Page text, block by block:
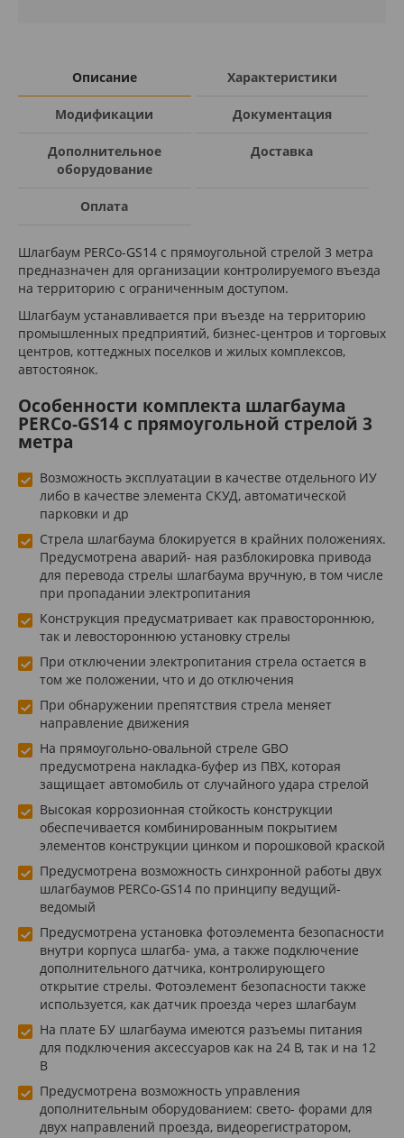
Описание Характеристики
Модификации Документация
Дополнительное
оборудование
Доставка
Оплата
Шлагбаум PERCo-GS14 с прямоугольной стрелой 3 метра
предназначен для организации контролируемого въезда
на территорию с ограниченным доступом.
Шлагбаум устанавливается при въезде на территорию
промышленных предприятий, бизнес-центров и торговых
центров, коттеджных поселков и жилых комплексов,
автостоянок.
Особенности комплекта шлагбаума
PERCo-GS14 с прямоугольной стрелой 3
метра
Возможность эксплуатации в качестве отдельного ИУ
либо в качестве элемента СКУД, автоматической
парковки и др
Стрела шлагбаума блокируется в крайних положениях.
Предусмотрена аварий- ная разблокировка привода
для перевода стрелы шлагбаума вручную, в том числе
при пропадании электропитания
Конструкция предусматривает как правостороннюю,
так и левостороннюю установку стрелы
При отключении электропитания стрела остается в
том же положении, что и до отключения
При обнаружении препятствия стрела меняет
направление движения
На прямоугольно-овальной стреле GBO
предусмотрена накладка-буфер из ПВХ, которая
защищает автомобиль от случайного удара стрелой
Высокая коррозионная стойкость конструкции
обеспечивается комбинированным покрытием
элементов конструкции цинком и порошковой краской
Предусмотрена возможность синхронной работы двух
шлагбаумов PERCo-GS14 по принципу ведущий-
ведомый
Предусмотрена установка фотоэлемента безопасности
внутри корпуса шлагба- ума, а также подключение
дополнительного датчика, контролирующего
открытие стрелы. Фотоэлемент безопасности также
используется, как датчик проезда через шлагбаум
На плате БУ шлагбаума имеются разъемы питания
для подключения аксессуаров как на 24 В, так и на 12
В
Предусмотрена возможность управления
дополнительным оборудованием: свето- форами для
двух направлений проезда, видеорегистратором,